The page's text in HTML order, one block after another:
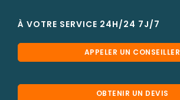
À VOTRE SERVICE 24H/24 7J/7
APPELER UN CONSEILLER
OBTENIR UN DEVIS